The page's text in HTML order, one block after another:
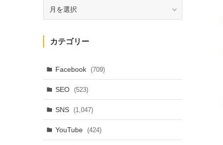
投
稿
た
記
事
カテゴリー
Facebook (709)
SEO (523)
SNS (1,047)
YouTube (424)